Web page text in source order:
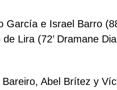
e Israel Barro
Lira (72’ Dramane
Abel Brítez y